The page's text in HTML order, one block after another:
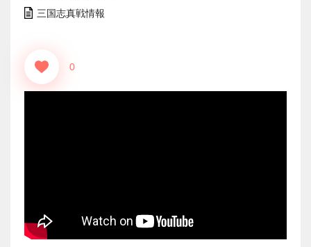
三国志真戦情報
0